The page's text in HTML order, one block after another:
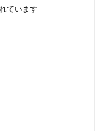
ています